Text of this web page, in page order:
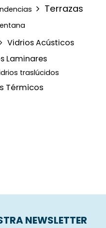
Terrazas
Vidrios Acústicos
Laminares
traslúcidos
Térmicos
NEWSLETTER